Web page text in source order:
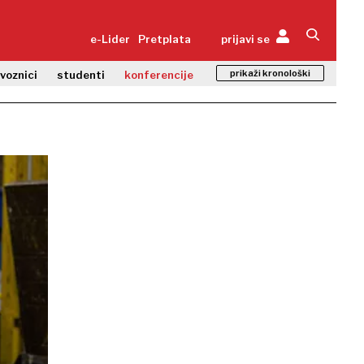
e-Lider Pretplata prijavi se
studenti konferencije prikaži kronološki